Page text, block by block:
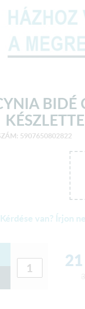
BIDÉ
5907650802822
Kérdése van? Írjon